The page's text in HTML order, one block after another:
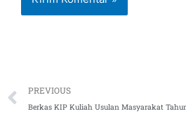
Prev
PREVIOUS
Berkas KIP Kuliah Usulan Masyarakat